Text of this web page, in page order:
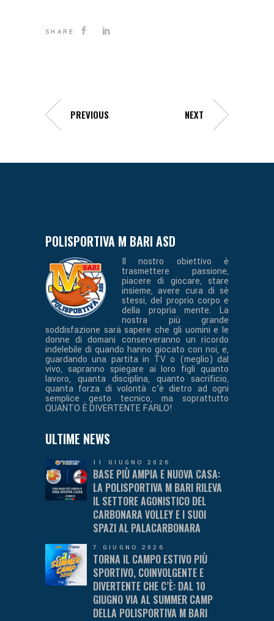
SHARE
PREVIOUS NEXT
POLISPORTIVA M BARI ASD
Il nostro obiettivo è
trasmettere passione,
piacere di giocare, stare
insieme, avere cura di sè
stessi, del proprio corpo e
della propria mente. La
nostra più grande
soddisfazione sarà sapere che gli uomini e le
donne di domani conserveranno un ricordo
indelebile di quando hanno giocato con noi, e,
guardando una partita in TV o (meglio) dal
vivo, sapranno spiegare ai loro figli quanto
lavoro, quanta disciplina, quanto sacrificio,
quanta forza di volontà c’è dietro ad ogni
semplice gesto tecnico, ma soprattutto
QUANTO È DIVERTENTE FARLO!
ULTIME NEWS
11 GIUGNO 2026
BASE PIÙ AMPIA E NUOVA CASA:
LA POLISPORTIVA M BARI RILEVA
IL SETTORE AGONISTICO DEL
CARBONARA VOLLEY E I SUOI
SPAZI AL PALACARBONARA
7 GIUGNO 2026
TORNA IL CAMPO ESTIVO PIÙ
SPORTIVO, COINVOLGENTE E
DIVERTENTE CHE C’È: DAL 10
GIUGNO VIA AL SUMMER CAMP
DELLA POLISPORTIVA M BARI